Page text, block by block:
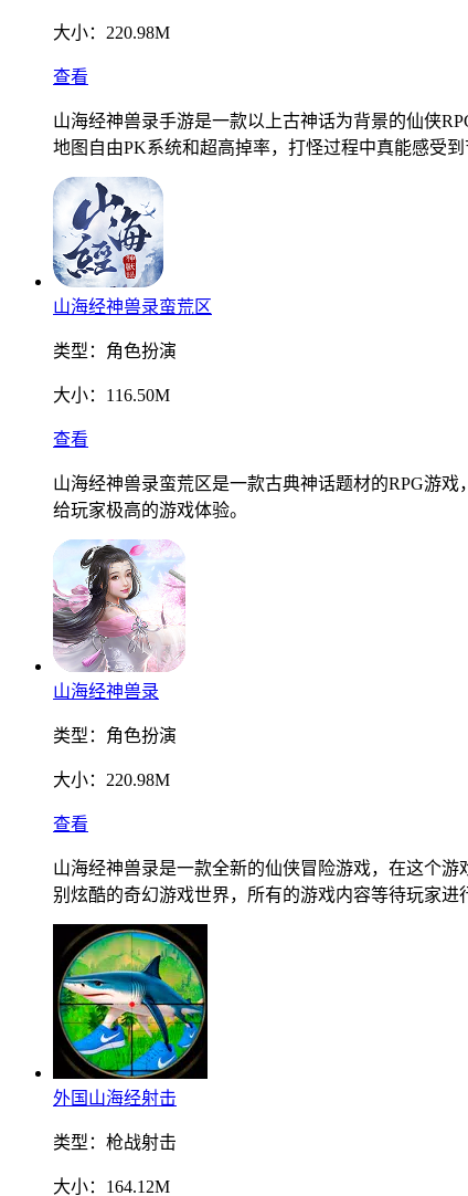
大小： 220.98M
查看
山海经神兽录手游是一款以上古神话为背景的仙侠
地图自由PK系统和超高掉率，打怪过程中真能感受到
山海经神兽录蛮荒区
类型： 角色扮演
大小： 116.50M
查看
山海经神兽录蛮荒区是一款古典神话题材的RPG游
给玩家极高的游戏体验。
山海经神兽录
类型： 角色扮演
大小： 220.98M
查看
山海经神兽录是一款全新的仙侠冒险游戏，在这个
别炫酷的奇幻游戏世界，所有的游戏内容等待玩家进
外国山海经射击
类型： 枪战射击
大小： 164.12M